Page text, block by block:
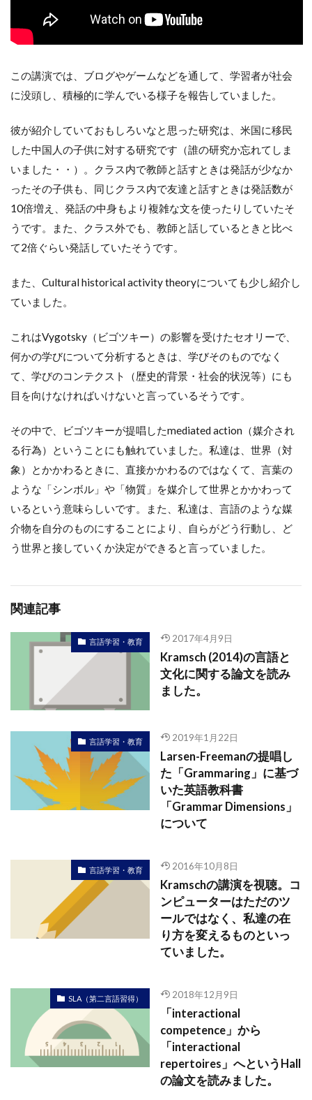
この講演では、ブログやゲームなどを通して、学習者が社会
に没頭し、積極的に学んでいる様子を報告していました。
彼が紹介していておもしろいなと思った研究は、米国に移民
した中国人の子供に対する研究です（誰の研究か忘れてしま
いました・・）。クラス内で教師と話すときは発話が少なか
ったその子供も、同じクラス内で友達と話すときは発話数が
10倍増え、発話の中身もより複雑な文を使ったりしていたそ
うです。また、クラス外でも、教師と話しているときと比べ
て2倍ぐらい発話していたそうです。
また、Cultural historical activity theoryについても少し紹介し
ていました。
これはVygotsky（ビゴツキー）の影響を受けたセオリーで、
何かの学びについて分析するときは、学びそのものでなく
て、学びのコンテクスト（歴史的背景・社会的状況等）にも
目を向けなければいけないと言っているそうです。
その中で、ビゴツキーが提唱したmediated action（媒介され
る行為）ということにも触れていました。私達は、世界（対
象）とかかわるときに、直接かかわるのではなくて、言葉の
ような「シンボル」や「物質」を媒介して世界とかかわって
いるという意味らしいです。また、私達は、言語のような媒
介物を自分のものにすることにより、自らがどう行動し、ど
う世界と接していくか決定ができると言っていました。
関連記事
言語学習・教育 2017年4月9日
Kramsch (2014)の言語と
文化に関する論文を読み
ました。
言語学習・教育 2019年1月22日
Larsen-Freemanの提唱し
た「Grammaring」に基づ
いた英語教科書
「Grammar Dimensions」
について
言語学習・教育 2016年10月8日
Kramschの講演を視聴。コ
ンピューターはただのツ
ールではなく、私達の在
り方を変えるものといっ
ていました。
SLA（第二言語習得） 2018年12月9日
「interactional
competence」から
「interactional
repertoires」へというHall
の論文を読みました。